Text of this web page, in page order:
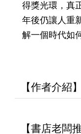
得獎光環，真
年後仍讓人重
解一個時代如
【作者介紹】
【書店老闆